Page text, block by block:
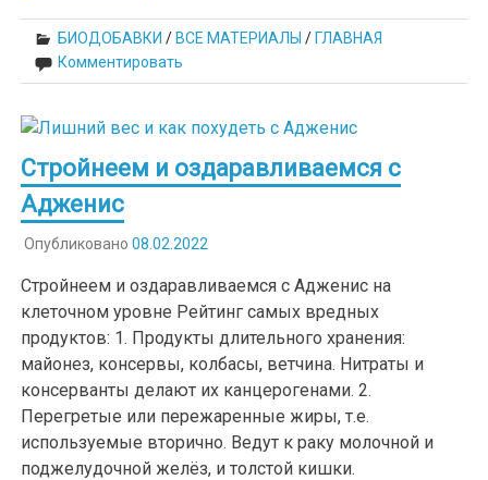
БИОДОБАВКИ / ВСЕ МАТЕРИАЛЫ / ГЛАВНАЯ
Комментировать
Стройнеем и оздаравливаемся с
Адженис
Опубликовано 08.02.2022
Стройнеем и оздаравливаемся с Адженис на
клеточном уровне Рейтинг самых вредных
продуктов: 1. Продукты длительного хранения:
майонез, консервы, колбасы, ветчина. Нитраты и
консерванты делают их канцерогенами. 2.
Перегретые или пережаренные жиры, т.е.
используемые вторично. Ведут к раку молочной и
поджелудочной желёз, и толстой кишки.